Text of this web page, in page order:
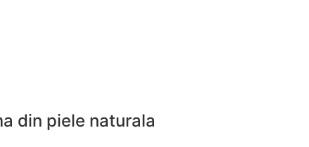
din piele naturala